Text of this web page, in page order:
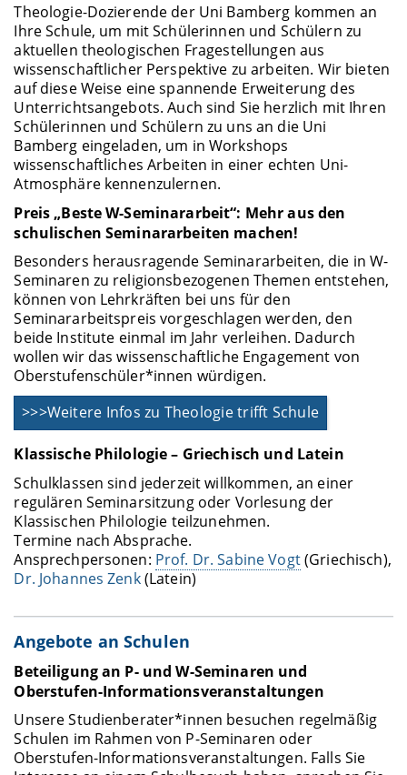
Theologie-Dozierende der Uni Bamberg kommen an
Ihre Schule, um mit Schülerinnen und Schülern zu
aktuellen theologischen Fragestellungen aus
wissenschaftlicher Perspektive zu arbeiten. Wir bieten
auf diese Weise eine spannende Erweiterung des
Unterrichtsangebots. Auch sind Sie herzlich mit Ihren
Schülerinnen und Schülern zu uns an die Uni
Bamberg eingeladen, um in Workshops
wissenschaftliches Arbeiten in einer echten Uni-
Atmosphäre kennenzulernen.
Preis „Beste W-Seminararbeit“: Mehr aus den
schulischen Seminararbeiten machen!
Besonders herausragende Seminararbeiten, die in W-
Seminaren zu religionsbezogenen Themen entstehen,
können von Lehrkräften bei uns für den
Seminararbeitspreis vorgeschlagen werden, den
beide Institute einmal im Jahr verleihen. Dadurch
wollen wir das wissenschaftliche Engagement von
Oberstufenschüler*innen würdigen.
>>>Weitere Infos zu Theologie trifft Schule
Klassische Philologie – Griechisch und Latein
Schulklassen sind jederzeit willkommen, an einer
regulären Seminarsitzung oder Vorlesung der
Klassischen Philologie teilzunehmen.
Termine nach Absprache.
Ansprechpersonen: Prof. Dr. Sabine Vogt(Griechisch),
Dr. Johannes Zenk(Latein)
Angebote an Schulen
Beteiligung an P- und W-Seminaren und
Oberstufen-Informationsveranstaltungen
Unsere Studienberater*innen besuchen regelmäßig
Schulen im Rahmen von P-Seminaren oder
Oberstufen-Informationsveranstaltungen. Falls Sie